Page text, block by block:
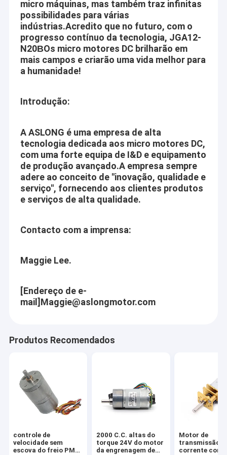
Motor da engrenagem planetária
Motor sem escova da engrenagem da C.C.
Motores da engrenagem de sem-fim da C.C.
Motor elétrico da engrenagem da C.C.
Motores escovados da C.C.
Controlador do motor da C.C.
Motores deslizantes da C.C.
Micro bomba de água da C.C.
Acessórios do motor da C.C.
micro máquinas, mas também traz infinitas
possibilidades para várias
indústrias.Acredito que no futuro, com o
progresso contínuo da tecnologia, JGA12-
N20BOs micro motores DC brilharão em
mais campos e criarão uma vida melhor para
a humanidade!
Introdução:
A ASLONG é uma empresa de alta
tecnologia dedicada aos micro motores DC,
com uma forte equipa de I&D e equipamento
de produção avançado.A empresa sempre
adere ao conceito de "inovação, qualidade e
serviço", fornecendo aos clientes produtos
e serviços de alta qualidade.
Contacto com a imprensa:
Maggie Lee.
[Endereço de e-
mail] Maggie@aslongmotor.com
Produtos Recomendados
controle de
velocidade sem
escova do freio PMW
2000 C.C. altas do
torque 24V do motor
da engrenagem de
Motor de
transmissão a
corrente
Valores do núcleo
Mútuo-benefício:
Forneça o melhor e os melhores motores e o serviço a nosso
cliente, ganham o bem sucedido junto com nossos clientes.
Aslong está fazendo nosso melhor para aprender de nossos
Profissional:
a entrega, em cada processo de produção nós seguimos os
procedimentos operacionais padrão restritamente.
Nós seguramos cada ordem com sinceridade e
responsabilidade, nós contínuos fazemos o melhor para fazer
nossa qualidade e o serviço excede a expectativa do cliente.
Aslong nunca para sua etapa para a frente com as exigências
nunca-em mudança dos clientes. Nós acreditamos que cada
nunca paramos de aprender e melhorar